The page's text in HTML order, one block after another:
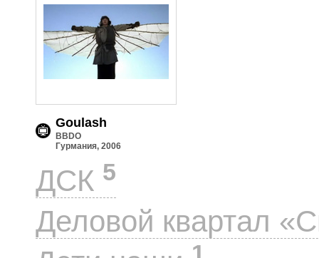
Goulash
BBDO
Гурмания, 2006
ДСК 5
Деловой квартал